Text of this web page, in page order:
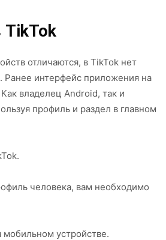
TikTok
отличаются, в TikTok нет
интерфейс приложения на
владелец Android, так и
профиль и раздел в главном
человека, вам необходимо
мобильном устройстве.